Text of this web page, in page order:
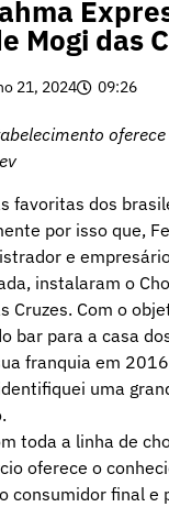
Mogi das
21, 2024 09:26
favoritas dos
por isso que,
e
instalaram o
Cruzes. Com o
bar para a casa
franquia em
uma
toda a linha de
oferece o
consumidor final e